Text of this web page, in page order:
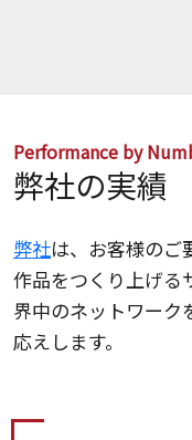
Performance by
弊社の実績
弊社は、お客様のご
作品をつくり上げる
界中のネットワーク
応えします。